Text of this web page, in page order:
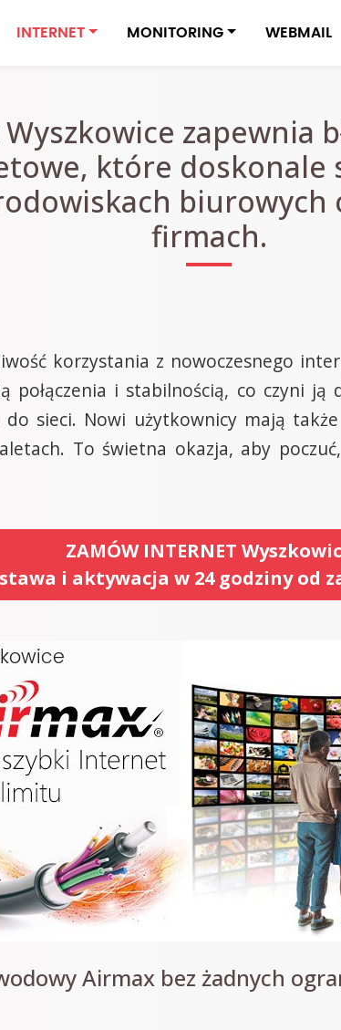
INTERNET MONITORING WEBMAIL
zapewnia
które doskonale
biurowych
firmach.
korzystania z nowoczesnego
połączenia i stabilnością, co czyni ją
sieci. Nowi użytkownicy mają
To świetna okazja, aby
ZAMÓW INTERNET
i aktywacja w 24 godziny od
Airmax bez żadnych